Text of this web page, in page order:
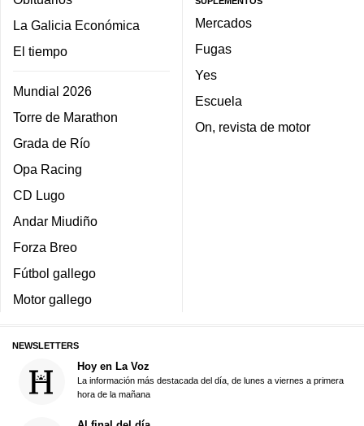
La Galicia Económica
El tiempo
Mundial 2026
Torre de Marathon
Grada de Río
Opa Racing
CD Lugo
Andar Miudiño
Forza Breo
Fútbol gallego
Motor gallego
Mercados
Fugas
Yes
Escuela
On, revista de motor
NEWSLETTERS
Hoy en La Voz
La información más destacada del día, de lunes a viernes a primera
hora de la mañana